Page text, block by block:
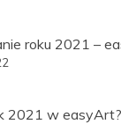
roku 2021 –
2021 w easyArt?